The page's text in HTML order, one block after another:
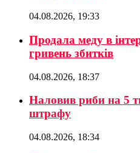
04.08.2026, 19:33
Продала меду в
гривень збитків
04.08.2026, 18:37
Наловив риби на 5
штрафу
04.08.2026, 18:34